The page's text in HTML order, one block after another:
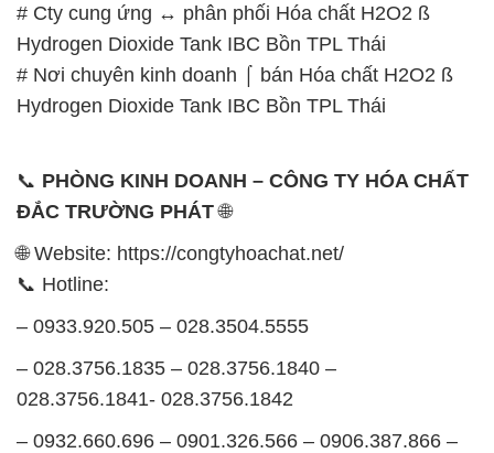
# Cty cung ứng ↔ phân phối Hóa chất H2O2 ß
Hydrogen Dioxide Tank IBC Bồn TPL Thái
# Nơi chuyên kinh doanh ⌠ bán Hóa chất H2O2 ß
Hydrogen Dioxide Tank IBC Bồn TPL Thái
📞 PHÒNG KINH DOANH – CÔNG TY HÓA CHẤT
ĐẮC TRƯỜNG PHÁT🌐
🌐 Website: https://congtyhoachat.net/
📞 Hotline:
– 0933.920.505 – 028.3504.5555
– 028.3756.1835 – 028.3756.1840 –
028.3756.1841- 028.3756.1842
– 0932.660.696 – 0901.326.566 – 0906.387.866 –